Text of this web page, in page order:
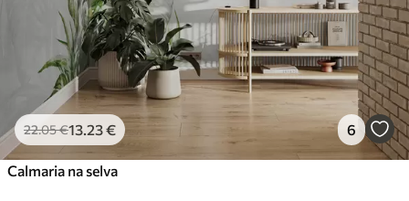
22.05€13 .23€ 6
Calmaria na selva